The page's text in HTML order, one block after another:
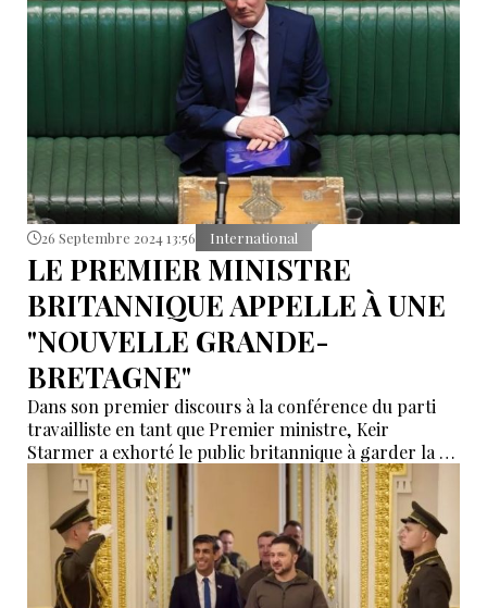
26 Septembre 2024 13:56 International
LE PREMIER MINISTRE
BRITANNIQUE APPELLE À UNE
"NOUVELLE GRANDE-
BRETAGNE"
Dans son premier discours à la conférence du parti
travailliste en tant que Premier ministre, Keir
Starmer a exhorté le public britannique à garder la foi
alors que le gouvernement est confronté à des
décisions et des compromis difficiles.